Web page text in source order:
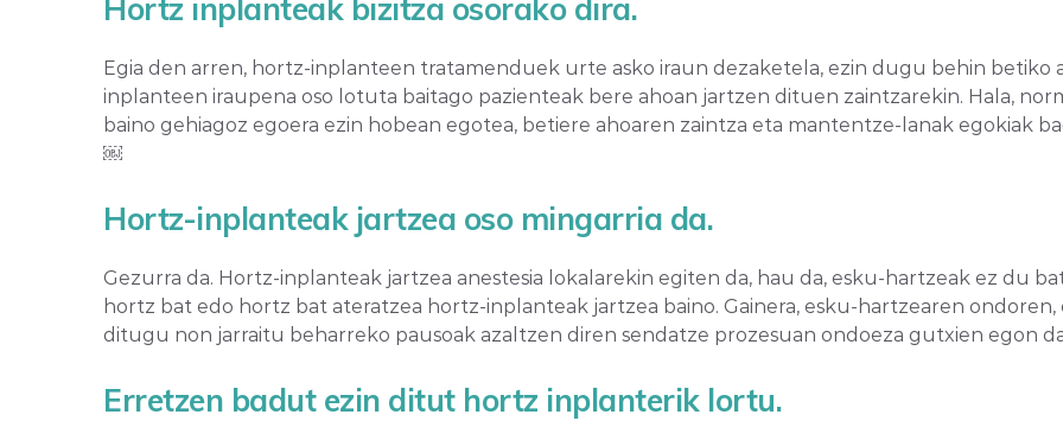
Hortz inplanteak bizitza osorako dira.
Egia den arren, hortz-inplanteen tratamenduek urte asko iraun dezaketela, ezin dugu behin betiko
inplanteen iraupena oso lotuta baitago pazienteak bere ahoan jartzen dituen zaintzarekin. Hala,
baino gehiagoz egoera ezin hobean egotea, betiere ahoaren zaintza eta mantentze-lanak egokiak
￼
Hortz-inplanteak jartzea oso mingarria da.
Gezurra da. Hortz-inplanteak jartzea anestesia lokalarekin egiten da, hau da, esku-hartzeak ez du
hortz bat edo hortz bat ateratzea hortz-inplanteak jartzea baino. Gainera, esku-hartzearen
ditugu non jarraitu beharreko pausoak azaltzen diren sendatze prozesuan ondoeza gutxien egon
Erretzen badut ezin ditut hortz inplanterik lortu.